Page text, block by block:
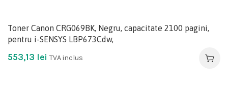
Toner Canon CRG069BK, Negru, capacitate 2100 pagini,
pentru i-SENSYS LBP673Cdw,
553,13 lei TVA inclus